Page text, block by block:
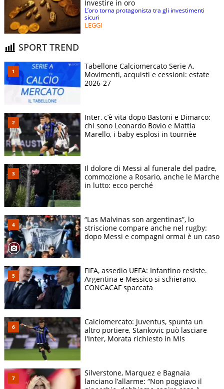
Investire in oro
L’oro torna protagonista tra gli investimenti
sicuri
LEGGI
SPORT TREND
Tabellone Calciomercato Serie A.
Movimenti, acquisti e cessioni: estate
2026-27
Inter, c’è vita dopo Bastoni e Dimarco:
chi sono Leonardo Bovio e Mattia
Marello, i baby esplosi in tournèe
Il dolore di Messi al funerale del padre,
commozione a Rosario, anche le Marche
in lutto: ecco perché
“Las Malvinas son argentinas”, lo
striscione compare anche nel rugby:
dopo Messi e compagni ormai è un caso
FIFA, assedio UEFA: Infantino resiste.
Argentina e Messico si schierano,
CONCACAF spaccata
Calciomercato: Juventus, spunta un
altro portiere, Stankovic può lasciare
l'Inter, Morata richiesto in Mls
Silverstone, Marquez e Bagnaia
lanciano l’allarme: “Non poggiavo il